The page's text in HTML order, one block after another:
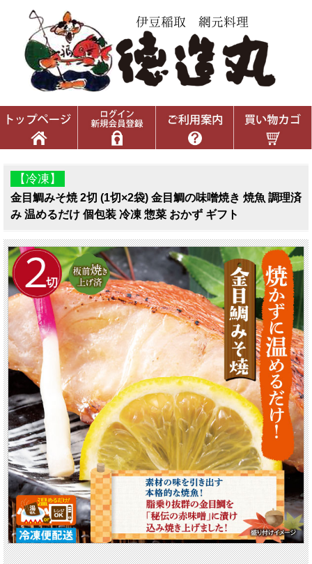
【冷凍】
金目鯛みそ焼 2切 (1切×2袋) 金目鯛の味噌焼き 焼魚 調理済
み 温めるだけ 個包装 冷凍 惣菜 おかず ギフト